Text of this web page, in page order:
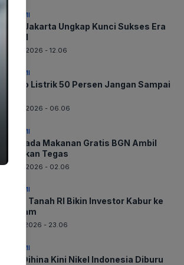
EKONOMI
Bank Jakarta Ungkap Kunci Sukses Era
Digital
08-08-2026 - 12.06
EKONOMI
Promo Listrik 50 Persen Jangan Sampai
08-08-2026 - 06.06
EKONOMI
Waspada Makanan Gratis BGN Ambil
Tindakan Tegas
08-08-2026 - 02.06
EKONOMI
Harga Tanah RI Bikin Investor Kabur ke
Vietnam
07-08-2026 - 23.06
EKONOMI
Dulu Dihina Kini Nikel Indonesia Diburu